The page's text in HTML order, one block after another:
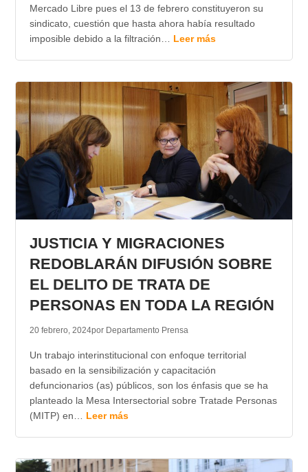
Mercado Libre pues el 13 de febrero constituyeron su
sindicato, cuestión que hasta ahora había resultado
imposible debido a la filtración… Leer más
JUSTICIA Y MIGRACIONES
REDOBLARÁN DIFUSIÓN SOBRE
EL DELITO DE TRATA DE
PERSONAS EN TODA LA REGIÓN
20 febrero, 2024por Departamento Prensa
Un trabajo interinstitucional con enfoque territorial
basado en la sensibilización y capacitación
defuncionarios (as) públicos, son los énfasis que se ha
planteado la Mesa Intersectorial sobre Tratade Personas
(MITP) en… Leer más